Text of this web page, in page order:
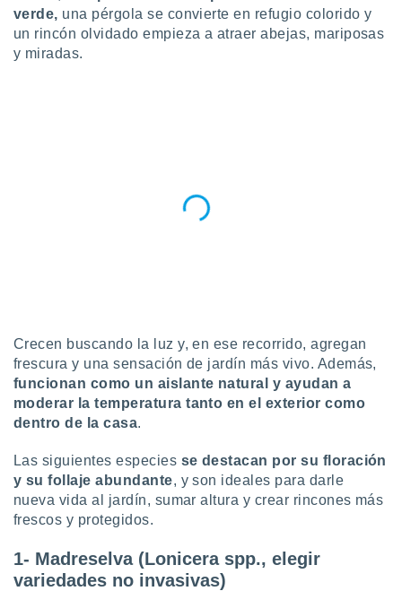
y
en
cookies
aceptar
de
En
que
sean
el sitio
verde, una pérgola se convierte en refugio colorido y
un rincón olvidado empieza a atraer abejas, mariposas
y miradas.
Crecen buscando la luz y, en ese recorrido, agregan
frescura y una sensación de jardín más vivo. Además,
funcionan como un aislante natural y ayudan a
moderar la temperatura tanto en el exterior como
dentro de la casa.
Las siguientes especies se destacan por su floración
y su follaje abundante, y son ideales para darle
nueva vida al jardín, sumar altura y crear rincones más
frescos y protegidos.
1- Madreselva (Lonicera spp., elegir
variedades no invasivas)